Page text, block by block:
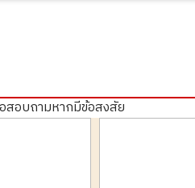
สอบถามหากมีข้อสงสัย